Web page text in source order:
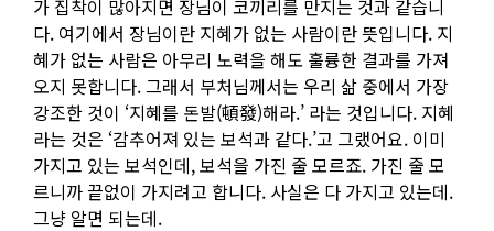
가 집착이 많아지면 장님이 코끼리를 만지는 것과 같습니
다. 여기에서 장님이란 지혜가 없는 사람이란 뜻입니다. 지
혜가 없는 사람은 아무리 노력을 해도 훌륭한 결과를 가져
오지 못합니다. 그래서 부처님께서는 우리 삶 중에서 가장
강조한 것이 ‘지혜를 돈발(頓發)해라.’ 라는 것입니다. 지혜
라는 것은 ‘감추어져 있는 보석과 같다.’고 그랬어요. 이미
가지고 있는 보석인데, 보석을 가진 줄 모르죠. 가진 줄 모
르니까 끝없이 가지려고 합니다. 사실은 다 가지고 있는데.
그냥 알면 되는데.